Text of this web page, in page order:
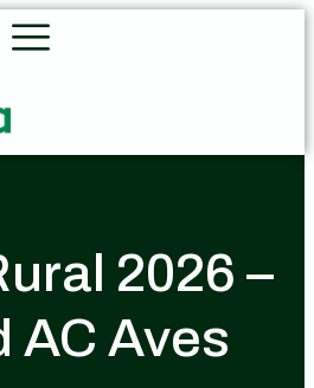
2026 –
AC Aves